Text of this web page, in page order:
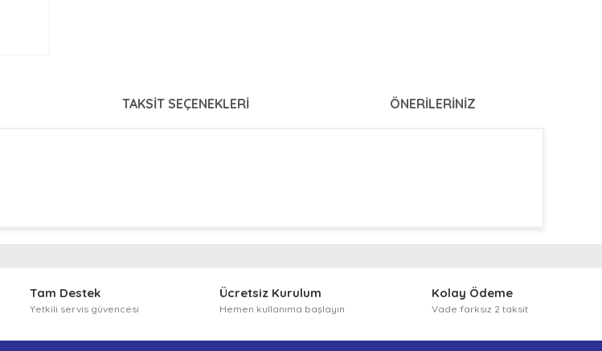
TAKSIT SEÇENEKLERI ÖNERILERINIZ
Yorum Yaz
Tam Destek
Yetkili servis güvencesi
Ücretsiz Kurulum
Hemen kullanıma başlayın
Kolay Ödeme
Vade farksız 2 taksit